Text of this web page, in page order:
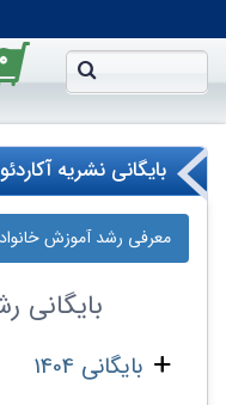
۰
بایگانی نشریه
معرفی رشد آموزش
بایگانی
بایگانی 1404